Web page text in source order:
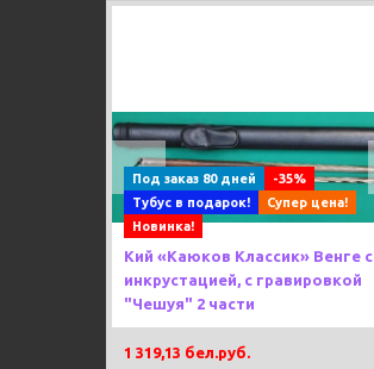
Previous
Под заказ 80 дней
-35%
Тубус в подарок!
Супер цена!
Новинка!
Кий «Каюков Классик» Венге с
инкрустацией, с гравировкой
"Чешуя" 2 части
1 319,13 бел.руб.